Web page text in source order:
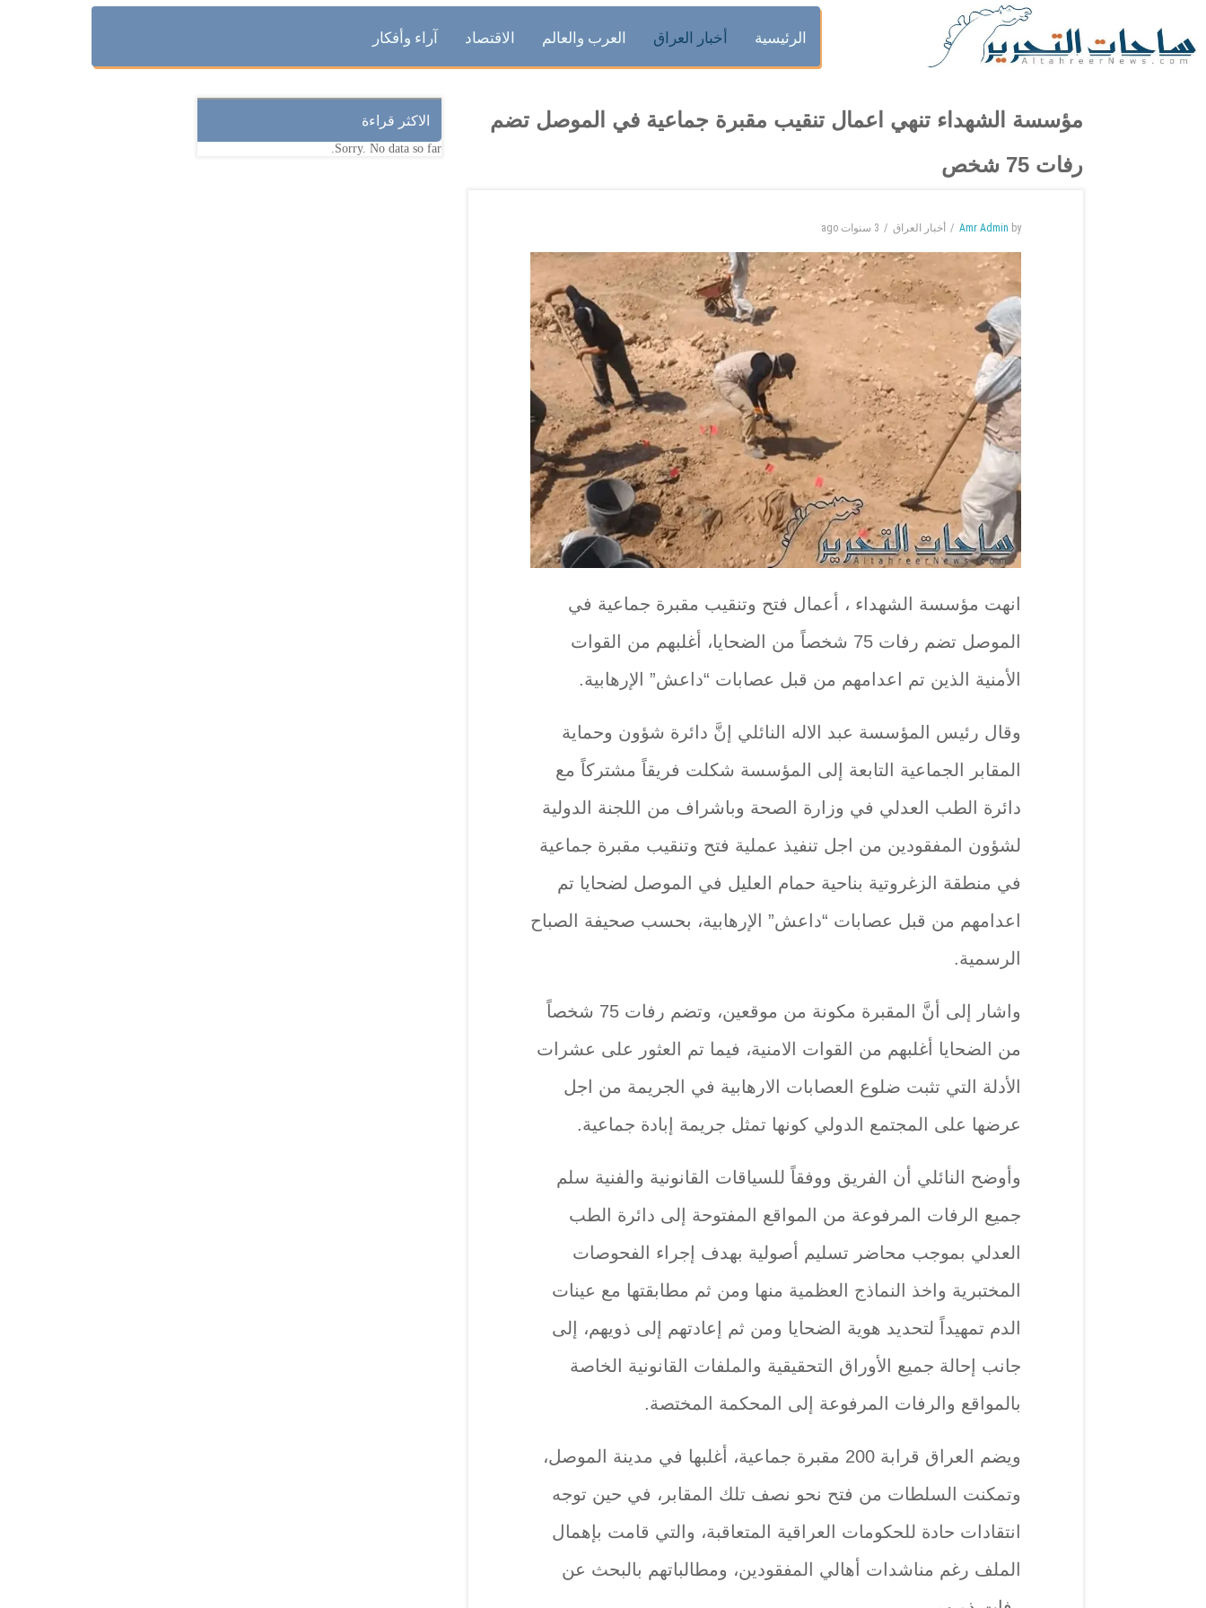
الرئيسية أخبار العراق العرب والعالم الاقتصاد آراء وأفكار
مؤسسة الشهداء تنهي اعمال تنقيب مقبرة جماعية في الموصل تضم
رفات 75 شخص
by
Amr Admin أخبار العراق 3 سنوات ago
انهت مؤسسة الشهداء ، أعمال فتح وتنقيب مقبرة جماعية في
الموصل تضم رفات 75 شخصاً من الضحايا، أغلبهم من القوات
الأمنية الذين تم اعدامهم من قبل عصابات “داعش” الإرهابية.
وقال رئيس المؤسسة عبد الاله النائلي إنَّ دائرة شؤون وحماية
المقابر الجماعية التابعة إلى المؤسسة شكلت فريقاً مشتركاً مع
دائرة الطب العدلي في وزارة الصحة وباشراف من اللجنة الدولية
لشؤون المفقودين من اجل تنفيذ عملية فتح وتنقيب مقبرة جماعية
في منطقة الزغروتية بناحية حمام العليل في الموصل لضحايا تم
اعدامهم من قبل عصابات “داعش” الإرهابية، بحسب صحيفة الصباح
الرسمية.
واشار إلى أنَّ المقبرة مكونة من موقعين، وتضم رفات 75 شخصاً
من الضحايا أغلبهم من القوات الامنية، فيما تم العثور على عشرات
الأدلة التي تثبت ضلوع العصابات الارهابية في الجريمة من اجل
عرضها على المجتمع الدولي كونها تمثل جريمة إبادة جماعية.
وأوضح النائلي أن الفريق ووفقاً للسياقات القانونية والفنية سلم
جميع الرفات المرفوعة من المواقع المفتوحة إلى دائرة الطب
العدلي بموجب محاضر تسليم أصولية بهدف إجراء الفحوصات
المختبرية واخذ النماذج العظمية منها ومن ثم مطابقتها مع عينات
الدم تمهيداً لتحديد هوية الضحايا ومن ثم إعادتهم إلى ذويهم، إلى
جانب إحالة جميع الأوراق التحقيقية والملفات القانونية الخاصة
بالمواقع والرفات المرفوعة إلى المحكمة المختصة.
ويضم العراق قرابة 200 مقبرة جماعية، أغلبها في مدينة الموصل،
وتمكنت السلطات من فتح نحو نصف تلك المقابر، في حين توجه
انتقادات حادة للحكومات العراقية المتعاقبة، والتي قامت بإهمال
الملف رغم مناشدات أهالي المفقودين، ومطالباتهم بالبحث عن
الاكثر قراءة
Sorry. No data so far.